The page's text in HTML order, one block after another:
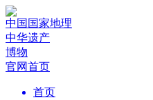
中国国家地理
中华遗产
博物
官网首页
首页